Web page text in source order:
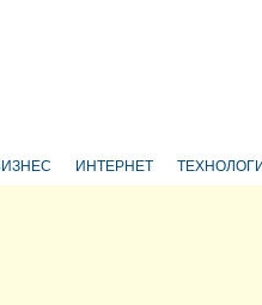
ИНТЕРНЕТ